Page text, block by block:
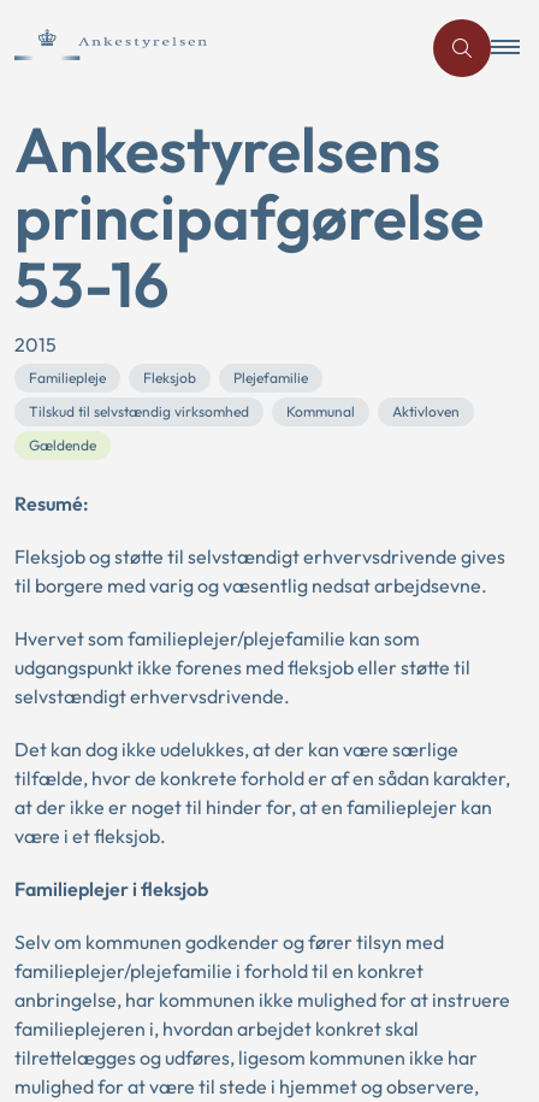
Ankestyrelsens
principafgørelse
53-16
2015
Familiepleje Fleksjob
Plejefamilie
Tilskud til selvstændig virksomhed
Kommunal
Aktivloven
Gældende
Resumé:
Fleksjob og støtte til selvstændigt erhvervsdrivende gives
til borgere med varig og væsentlig nedsat arbejdsevne.
Hvervet som familieplejer/plejefamilie kan som
udgangspunkt ikke forenes med fleksjob eller støtte til
selvstændigt erhvervsdrivende.
Det kan dog ikke udelukkes, at der kan være særlige
tilfælde, hvor de konkrete forhold er af en sådan karakter,
at der ikke er noget til hinder for, at en familieplejer kan
være i et fleksjob.
Familieplejer i fleksjob
Selv om kommunen godkender og fører tilsyn med
familieplejer/plejefamilie i forhold til en konkret
anbringelse, har kommunen ikke mulighed for at instruere
familieplejeren i, hvordan arbejdet konkret skal
tilrettelægges og udføres, ligesom kommunen ikke har
mulighed for at være til stede i hjemmet og observere,